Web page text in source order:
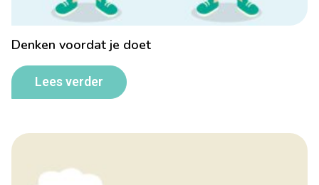
Denken voordat je doet
Lees verder